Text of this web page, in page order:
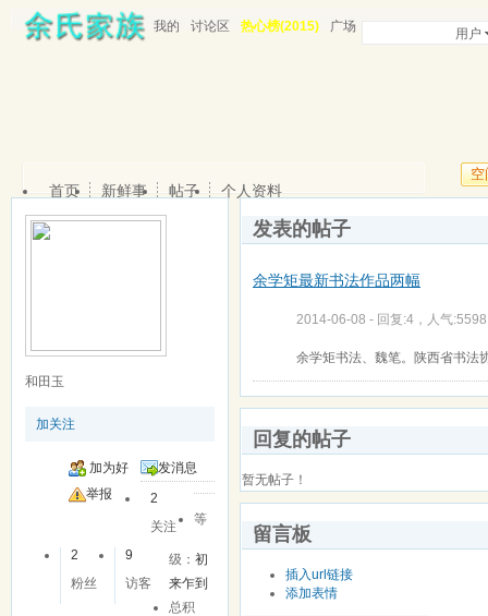
我的 讨论区 热心榜(2015) 广场 用户
空
首页 新鲜事 帖子 个人资料
和田玉
加关注
加为好
友
发消息
举报
2
关注
2
粉丝
9
访客
等
级：初
来乍到
总积
发表的帖子
余学矩最新书法作品两幅
2014-06-08 - 回复:4，人气
余学矩书法、魏笔。陕西省书法
回复的帖子
暂无帖子！
留言板
插入url链接
添加表情